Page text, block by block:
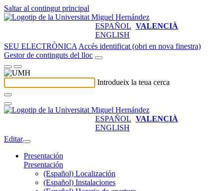
Saltar al contingut principal
ESPAÑOL VALENCIÀ
ENGLISH
SEU ELECTRÒNICA Accés identificat (obri en nova finestra)
Gestor de continguts del lloc
Introdueix la teua cerca
ESPAÑOL VALENCIÀ
ENGLISH
Editar
Presentación
Presentación
(Español) Localización
(Español) Instalaciones